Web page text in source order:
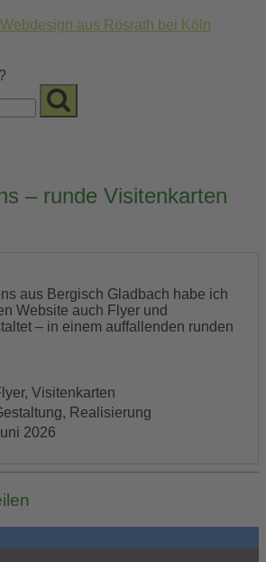
– runde Visitenkarten
aus Bergisch Gladbach habe ich
Website auch Flyer und
– in einem auffallenden runden
Visitenkarten
Realisierung
2026